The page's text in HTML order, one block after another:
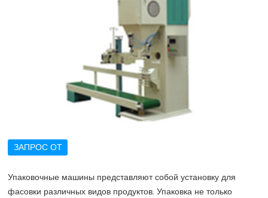
ЗАПРОС ОТ
Упаковочные машины представляют собой установку для
фасовки различных видов продуктов. Упаковка не только